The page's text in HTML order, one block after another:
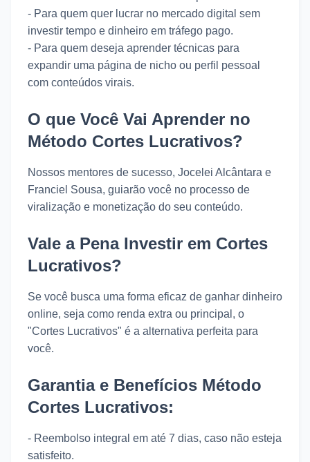
- Para quem quer lucrar no mercado digital sem
investir tempo e dinheiro em tráfego pago.
- Para quem deseja aprender técnicas para
expandir uma página de nicho ou perfil pessoal
com conteúdos virais.
O que Você Vai Aprender no
Método Cortes Lucrativos?
Nossos mentores de sucesso, Jocelei Alcântara e
Franciel Sousa, guiarão você no processo de
viralização e monetização do seu conteúdo.
Vale a Pena Investir em Cortes
Lucrativos?
Se você busca uma forma eficaz de ganhar dinheiro
online, seja como renda extra ou principal, o
"Cortes Lucrativos" é a alternativa perfeita para
você.
Garantia e Benefícios Método
Cortes Lucrativos:
- Reembolso integral em até 7 dias, caso não esteja
satisfeito.